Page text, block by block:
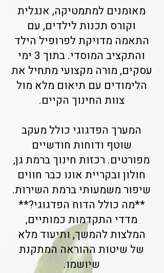
מאומנים למתמטיקה, אנגלית
וקורס תכנות לילדים, עם
התאמה מדויקת לפרופיל הילד
והתקציב המוסדי. בתוך 3 ימי
עסקים, מורה מקצועי מתחיל את
הלימודים עם תיאום מלא מול
צוות החינוך הקיים.
המערך הפדגוגי כולל מעקב
שוטף ודוחות חודשיים
מפורטים. רכזות חינוך ברמת גן,
חולון ובקריית אונו כבר חווים
שיפור משמעותי ברמת השירות.
**מה כולל הדוח הפדגוגי?**
מדדי התקדמות כמותיים,
המלצות להמשך, ותיעוד מלא
של שיטות ההוראה המתקנת
שיושמו.